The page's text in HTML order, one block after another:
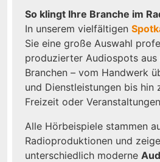
So klingt Ihre Branche im
In unserem vielfältigen
Sie eine große Auswahl
produzierter Audiospots aus
Branchen – vom Handwerk
und Dienstleistungen bis hin
Freizeit oder
Alle Hörbeispiele stammen
Radioproduktionen und
unterschiedlich moderne